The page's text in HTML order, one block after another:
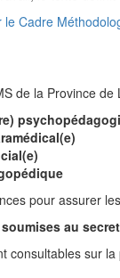
Cadre
de la Province
pour assurer
au
consultables sur